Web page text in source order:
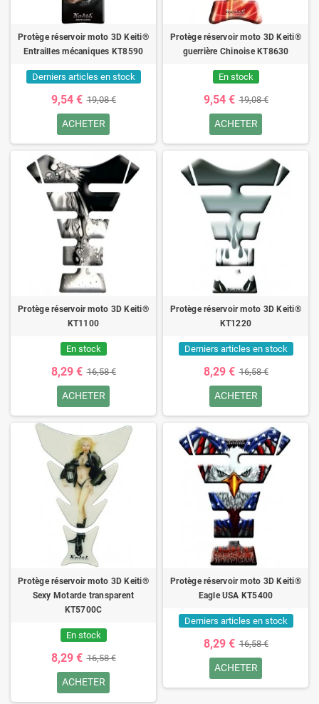
Protège réservoir moto 3D Keiti®
Entrailles mécaniques KT8590
Derniers articles en stock
9,54 € 19,08 €
ACHETER
Protège réservoir moto 3D Keiti®
guerrière Chinoise KT8630
En stock
9,54 € 19,08 €
ACHETER
Protège réservoir moto 3D Keiti®
KT1100
En stock
8,29 € 16,58 €
ACHETER
Protège réservoir moto 3D Keiti®
KT1220
Derniers articles en stock
8,29 € 16,58 €
ACHETER
Protège réservoir moto 3D Keiti®
Sexy Motarde transparent
KT5700C
En stock
8,29 € 16,58 €
ACHETER
Protège réservoir moto 3D Keiti®
Eagle USA KT5400
Derniers articles en stock
8,29 € 16,58 €
ACHETER